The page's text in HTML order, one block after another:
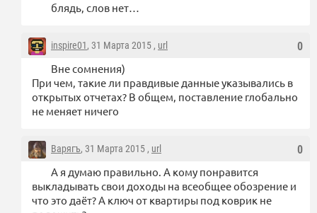
блядь, слов нет…
0
inspire01, 31 Марта 2015 , url
Вне сомнения)
При чем, такие ли правдивые данные указывались в
открытых отчетах? В общем, поставление глобально
не меняет ничего
0
Варягъ, 31 Марта 2015 , url
А я думаю правильно. А кому понравится
выкладывать свои доходы на всеобщее обозрение и
что это даёт? А ключ от квартиры под коврик не